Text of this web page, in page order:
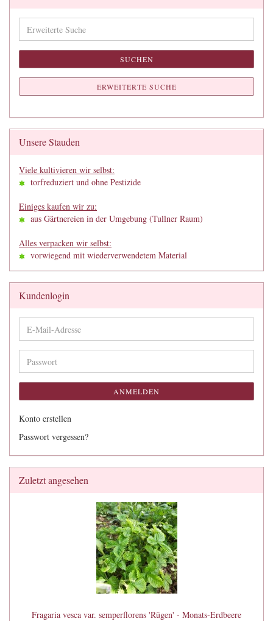
Suche
SUCHEN
ERWEITERTE SUCHE
Unsere Stauden
Viele kultivieren wir selbst:
torfreduziert und ohne Pestizide
Einiges kaufen wir zu:
aus Gärtnereien in der Umgebung (Tullner Raum)
Alles verpacken wir selbst:
vorwiegend mit wiederverwendetem Material
Kundenlogin
E-
Mail-
Adresse
Passwort
ANMELDEN
Konto erstellen
Passwort vergessen?
Zuletzt angesehen
Fragaria vesca var. semperflorens 'Rügen' - Monats-Erdbeere